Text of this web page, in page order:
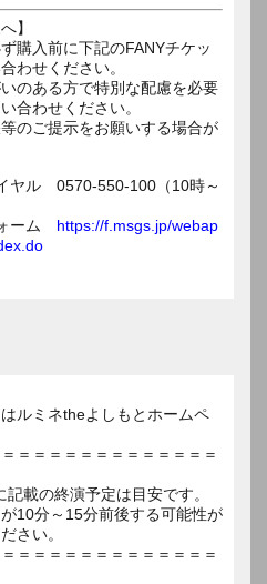
】
購入前に下記のFANYチケッ
わせください。
のある方で特別な配慮を必要
合わせください。
のご提示をお願いする場合が
ヤル 0570-550-100（10時～
ーム https://f.msgs.jp/webap
ルミネtheよしもとホームペ
＝＝＝＝＝＝＝＝＝＝＝＝＝
載の終演予定は目安です。
10分～15分前後する可能性が
さい。
＝＝＝＝＝＝＝＝＝＝＝＝＝